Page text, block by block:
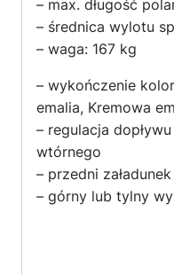
– max. długość
– średnica wylotu
– waga: 167 kg
– wykończenie
emalia, Kremowa
– regulacja
wtórnego
– przedni
– górny lub